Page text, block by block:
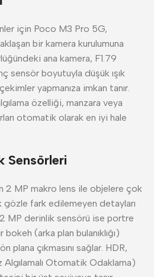
için Poco M3 Pro 5G,
bir kamera kurulumuna
ana kamera, F1.79
sensör boyutuyla düşük ışık
yapmanıza imkan tanır.
özelliği, manzara veya
otomatik olarak en iyi hale
Sensörleri
2 MP makro lens ile objelere çok
gözle fark edilemeyen detayları
MP derinlik sensörü ise portre
(arka plan bulanıklığı)
plana çıkmasını sağlar. HDR,
Algılamalı Otomatik Odaklama)